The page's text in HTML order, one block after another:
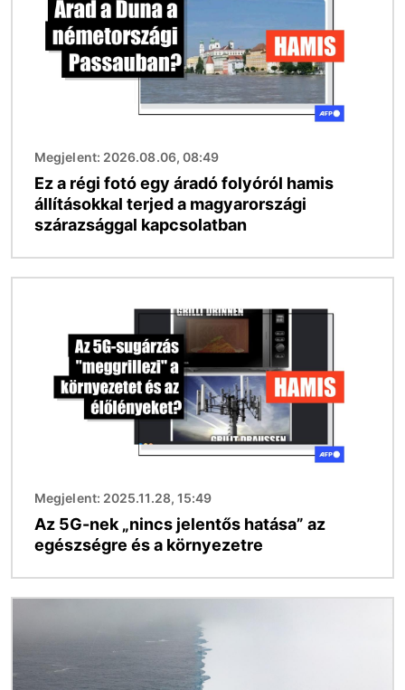
Megjelent: 2026.08.06, 08:49
Ez a régi fotó egy áradó folyóról hamis
állításokkal terjed a magyarországi
szárazsággal kapcsolatban
Megjelent: 2025.11.28, 15:49
Az 5G-nek „nincs jelentős hatása” az
egészségre és a környezetre